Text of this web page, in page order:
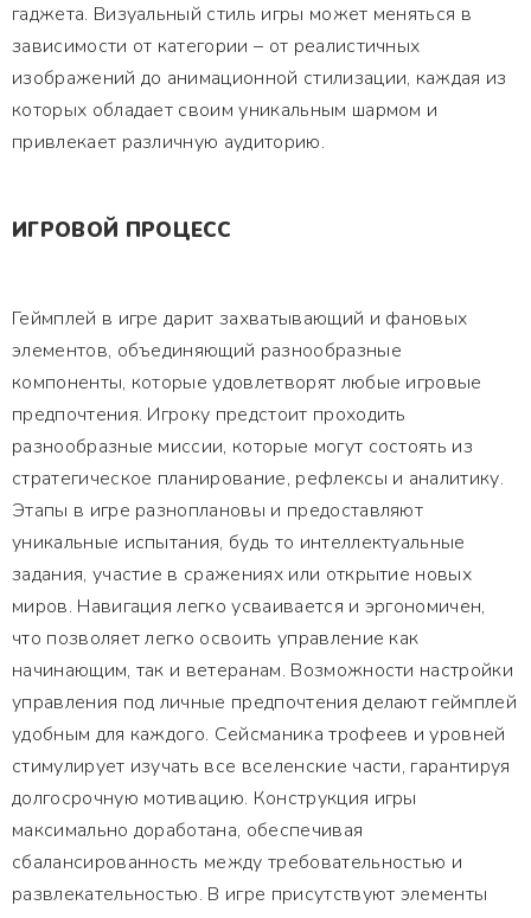
гаджета. Визуальный стиль игры может меняться в
зависимости от категории – от реалистичных
изображений до анимационной стилизации, каждая из
которых обладает своим уникальным шармом и
привлекает различную аудиторию.
ИГРОВОЙ ПРОЦЕСС
Геймплей в игре дарит захватывающий и фановых
элементов, объединяющий разнообразные
компоненты, которые удовлетворят любые игровые
предпочтения. Игроку предстоит проходить
разнообразные миссии, которые могут состоять из
стратегическое планирование, рефлексы и аналитику.
Этапы в игре разноплановы и предоставляют
уникальные испытания, будь то интеллектуальные
задания, участие в сражениях или открытие новых
миров. Навигация легко усваивается и эргономичен,
что позволяет легко освоить управление как
начинающим, так и ветеранам. Возможности настройки
управления под личные предпочтения делают геймплей
удобным для каждого. Сейсманика трофеев и уровней
стимулирует изучать все вселенские части, гарантируя
долгосрочную мотивацию. Конструкция игры
максимально доработана, обеспечивая
сбалансированность между требовательностью и
развлекательностью. В игре присутствуют элементы